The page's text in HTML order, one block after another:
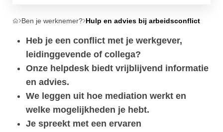
Ben je werknemer? Hulp en advies bij arbeidsconflict
Heb je een conflict met je werkgever,
leidinggevende of collega? ​
Onze helpdesk biedt vrijblijvend informatie
en advies.
We leggen uit hoe mediation werkt en
welke mogelijkheden je hebt.
Je spreekt met een ervaren